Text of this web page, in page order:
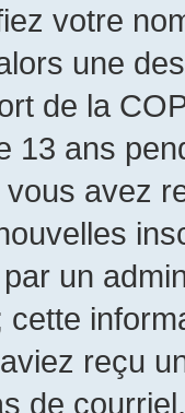
votre
une
de la
13 ans
avez
un
reçu
de